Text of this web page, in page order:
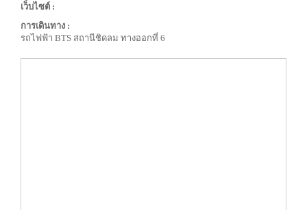
เว็บไซต์ :
การเดินทาง :
รถไฟฟ้า BTS สถานีชิดลม ทางออกที่ 6